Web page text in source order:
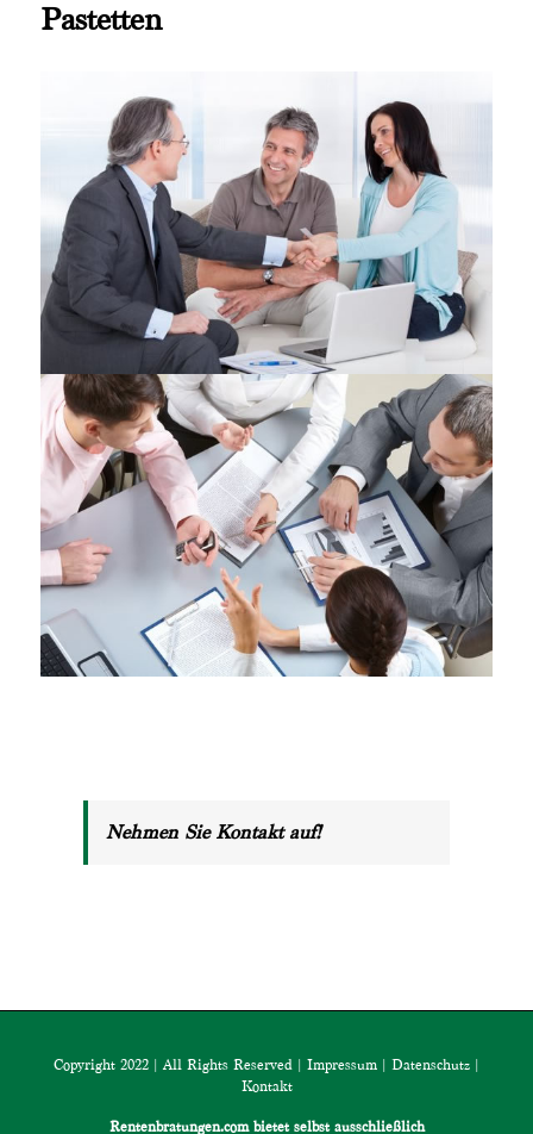
Pastetten
Nehmen Sie Kontakt auf!
Copyright 2022 | All Rights Reserved | Impressum | Datenschutz |
Kontakt
Rentenbratungen.com bietet selbst ausschließlich